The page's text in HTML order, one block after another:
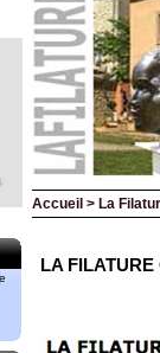
Accueil > La
LA FILATURE